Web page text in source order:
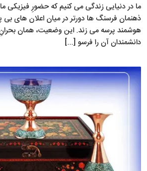
ما در دنیایی زندگی می کنیم که حضورِ فیزیکی
ذهنمان فرسنگ ها دورتر در میان اعلان های
هوشمند پرسه می زند. این وضعیت، همان
دانشمندان آن را فرسو [...]